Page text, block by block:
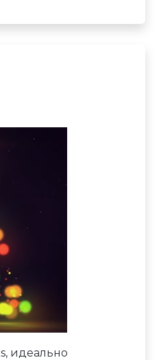
идеально